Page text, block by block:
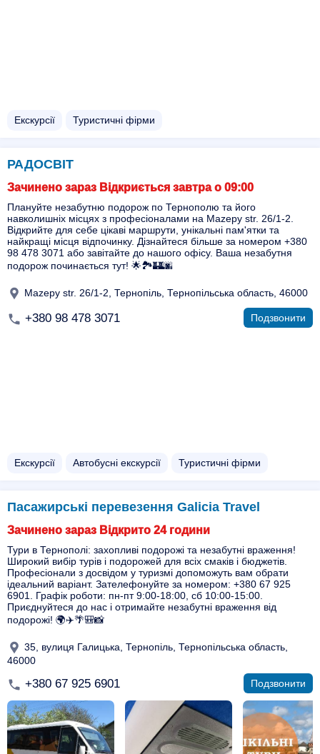
Екскурсії Туристичні фірми
РАДОСВІТ
Зачинено зараз Відкриється завтра о 09:00
Плануйте незабутню подорож по Тернополю та його
навколишніх місцях з професіоналами на Mazepy str. 26/1-2.
Відкрийте для себе цікаві маршрути, унікальні пам'ятки та
найкращі місця відпочинку. Дізнайтеся більше за номером +380
98 478 3071 або завітайте до нашого офісу. Ваша незабутня
подорож починається тут! 🌟🏞️🏰🌆
Mazepy str. 26/1-2, Тернопіль, Тернопільська область, 46000
+380 98 478 3071 Подзвонити
Екскурсії Автобусні екскурсії Туристичні фірми
Пасажирські перевезення Galicia Travel
Зачинено зараз Відкрито 24 години
Тури в Тернополі: захопливі подорожі та незабутні враження!
Широкий вибір турів і подорожей для всіх смаків і бюджетів.
Професіонали з досвідом у туризмі допоможуть вам обрати
ідеальний варіант. Зателефонуйте за номером: +380 67 925
6901. Графік роботи: пн-пт 9:00-18:00, сб 10:00-15:00.
Приєднуйтеся до нас і отримайте незабутні враження від
подорожі! 🌍✈️🌴🎒📸
35, вулиця Галицька, Тернопіль, Тернопільська область,
46000
+380 67 925 6901 Подзвонити